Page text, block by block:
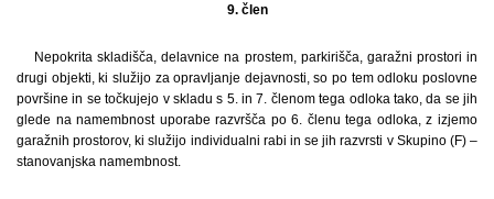
9. člen
Nepokrita skladišča, delavnice na prostem, parkirišča, garažni prostori in
drugi objekti, ki služijo za opravljanje dejavnosti, so po tem odloku poslovne
površine in se točkujejo v skladu s 5. in 7. členom tega odloka tako, da se jih
glede na namembnost uporabe razvršča po 6. členu tega odloka, z izjemo
garažnih prostorov, ki služijo individualni rabi in se jih razvrsti v Skupino (F) –
stanovanjska namembnost.